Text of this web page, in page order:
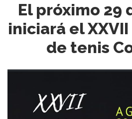
El próximo 29
iniciará el
de tenis